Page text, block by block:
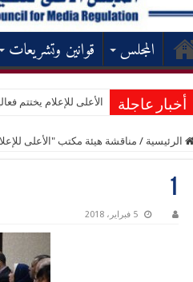
المجلس قوانين وتشريعات
أخبار عاجلة الأعلى للإعلام يختتم
الرئيسية / مناقشة هيئة مكتب "الأعلى
1
5 فبراير، 2018